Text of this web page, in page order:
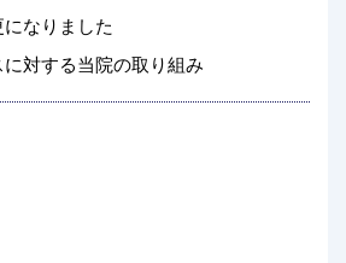
なりました
対する当院の取り組み